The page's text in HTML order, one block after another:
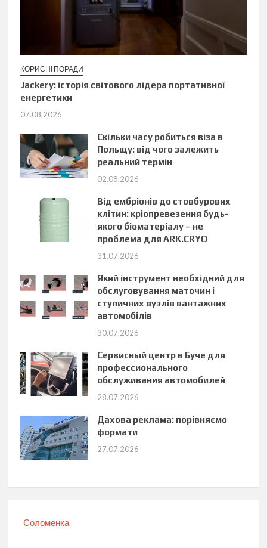
КОРИСНІ ПОРАДИ
Jackery: історія світового лідера портативної
енергетики
07.08.2026
Скільки часу робиться віза в
Польщу: від чого залежить
реальний термін
02.08.2026
Від ембріонів до стовбурових
клітин: кріопревезення будь-
якого біоматеріалу – не
проблема для ARK.CRYO
31.07.2026
Який інструмент необхідний для
обслуговування маточин і
ступичних вузлів вантажних
автомобілів
30.07.2026
Сервисный центр в Буче для
профессионального
обслуживания автомобилей
28.07.2026
Дахова реклама: порівняємо
формати
27.07.2026
Соломенка